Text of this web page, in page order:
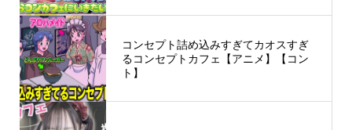
コンセプト詰め込みすぎてカオスすぎ
るコンセプトカフェ【アニメ】【コン
ト】